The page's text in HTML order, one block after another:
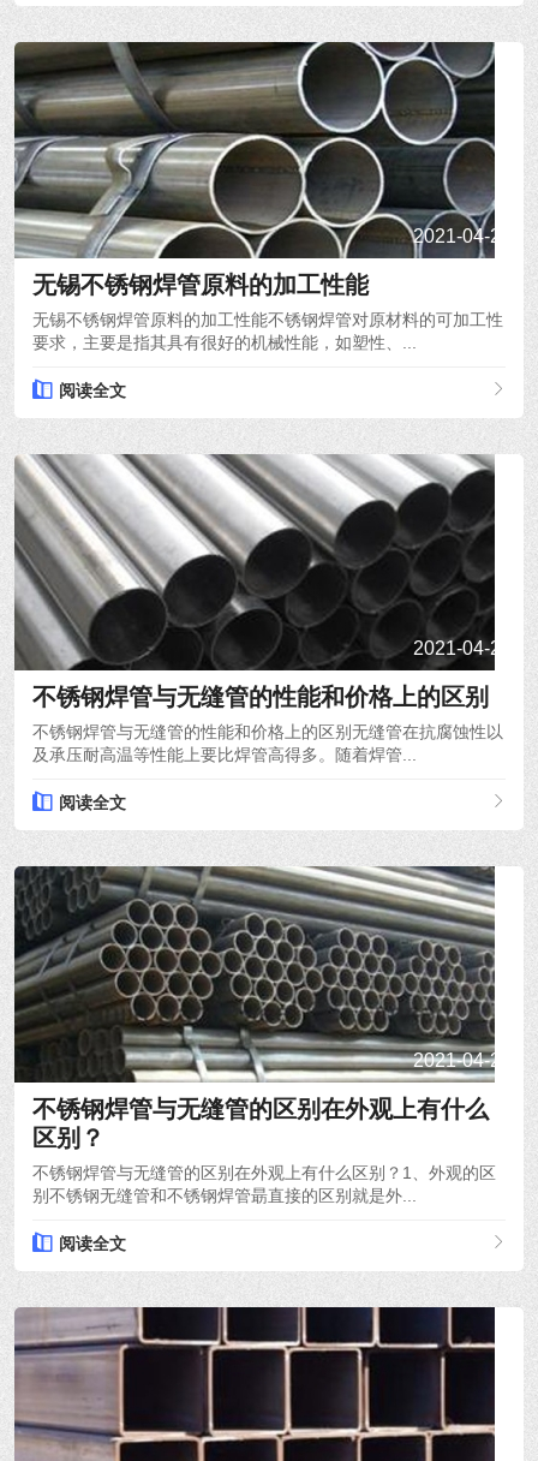
2021-04-22
无锡不锈钢焊管原料的加工性能
无锡不锈钢焊管原料的加工性能不锈钢焊管对原材料的可加工性
要求，主要是指其具有很好的机械性能，如塑性、...
阅读全文
2021-04-21
不锈钢焊管与无缝管的性能和价格上的区别
不锈钢焊管与无缝管的性能和价格上的区别无缝管在抗腐蚀性以
及承压耐高温等性能上要比焊管高得多。随着焊管...
阅读全文
2021-04-20
不锈钢焊管与无缝管的区别在外观上有什么
区别？
不锈钢焊管与无缝管的区别在外观上有什么区别？1、外观的区
别不锈钢无缝管和不锈钢焊管朂直接的区别就是外...
阅读全文